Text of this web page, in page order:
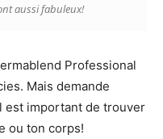
aussi fabuleux!
Professional
Mais demande
est important de trouver
ou ton corps!